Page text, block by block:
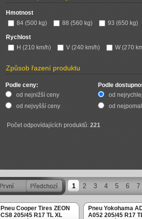
Hmotnost
84 (500 kg)
88 (560 kg) 93 (650 kg)
Rychlost
H (210 km/h)
V (240 km/h) W (270
Způsob řazení produktu
Podle ceny: Podle
od nejnižší ceny
od
od nejvyšší ceny
od
Počet odpovídajících produktů:221
1 2 3 4 5 6 7
Pneu Cooper Tires ZEON
CS8 205/45 R17 TL XL
Pneu Yokohama
A052 205/45 R17